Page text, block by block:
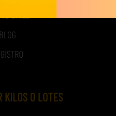
SMILE
BLOG
KILOS O LOTES